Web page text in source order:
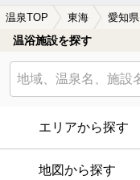
温泉TOP 東海 愛知県
温浴施設を探す
エリアから探す
地図から探す